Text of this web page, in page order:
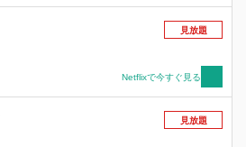
見放題
Netflixで今すぐ見る
見放題